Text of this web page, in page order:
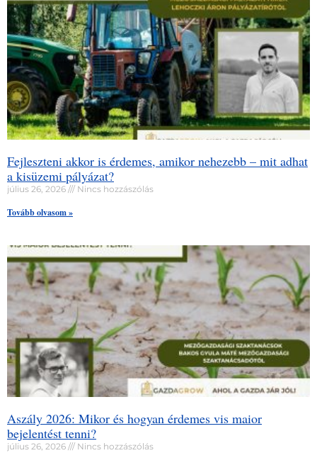
Fejleszteni akkor is érdemes, amikor nehezebb – mit adhat
a kisüzemi pályázat?
július 26, 2026 Nincs hozzászólás
Tovább olvasom »
Aszály 2026: Mikor és hogyan érdemes vis maior
bejelentést tenni?
július 26, 2026 Nincs hozzászólás